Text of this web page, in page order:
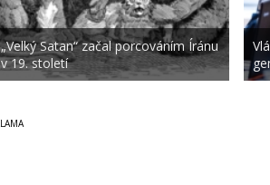
„Velký Satan“ začal porcováním Íránu
v 19. století